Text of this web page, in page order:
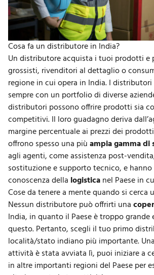
Cosa fa un distributore in India?
Un distributore acquista i tuoi prodotti e
grossisti, rivenditori al dettaglio o
regione in cui opera in India. I
sempre con un portfolio di diverse
distributori possono offrire prodotti sia
competitivi. Il loro guadagno deriva
margine percentuale ai prezzi dei
offrono spesso una piùampia gamma di
agli agenti, comeassistenza post-vendita
sostituzione e supporto tecnico, e
conoscenza della logisticanel Paese in
Cose da tenere a mente quando si cerca
Nessun distributore può offrirti una
India, in quanto il Paese è troppo grande
questo. Pertanto, scegli il tuo primo
località/stato indiano più importante.
attività è stata avviata lì, puoi iniziare a
in altre importanti regioni del Paese per